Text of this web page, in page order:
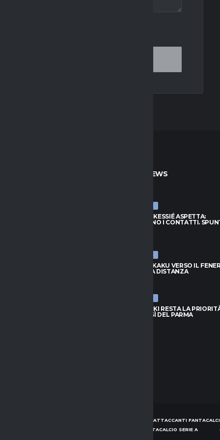
THE NEXT TIME I COMMENT.
ULTIME NEWS
ULTIME NEWS
JUVENTUS, KESSIÉ ASPETTA:
CONTINUANO I CONTATTI.
ULTIME NEWS
NAPOLI, LUKAKU VERSO IL
C’È ANCORA DISTANZA
ULTIME NEWS
JUVE, SUZUKI RESTA LA
NON HA IL SÌ DEL PARMA
CONSIGLI ATTACCANTI
CONSIGLI DIFENSORI FANTACALCIO SERIE A